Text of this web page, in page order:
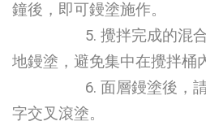
鐘後，即可鏝塗施作。
5. 攪拌完成的混合料
地鏝塗，避免集中在攪拌桶
6. 面層鏝塗後，請迅
字交叉滾塗。